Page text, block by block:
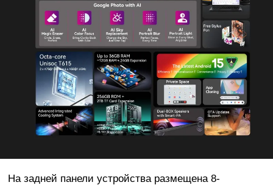
На задней панели устройства размещена 8-